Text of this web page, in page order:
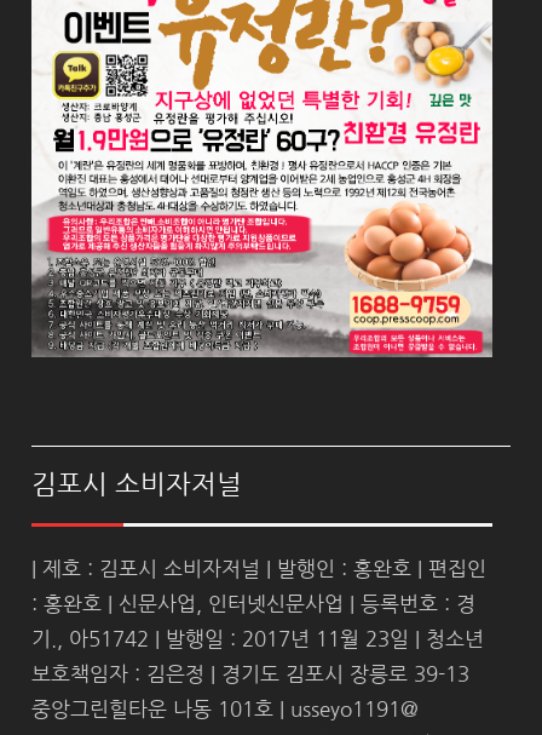
김포시 소비자저널
| 제호 : 김포시 소비자저널 | 발행인 : 홍완호 | 편집인
: 홍완호 | 신문사업, 인터넷신문사업 | 등록번호 : 경
기., 아51742 | 발행일 : 2017년 11월 23일 | 청소년
보호책임자 : 김은정 | 경기도 김포시 장릉로 39-13
중앙그린힐타운 나동 101호 | usseyo1191@